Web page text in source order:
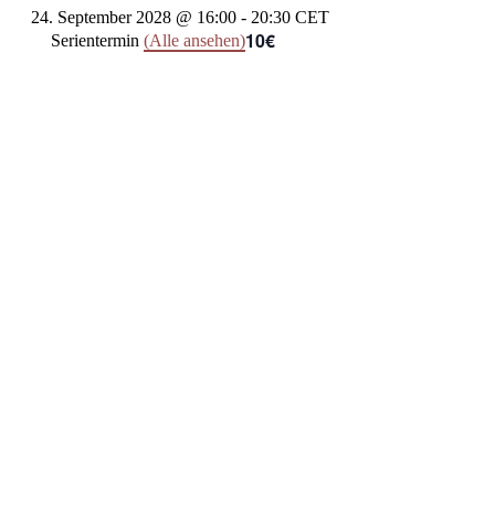
24. September 2028 @ 16:00 - 20:30 CET
Serientermin (Alle ansehen)10€